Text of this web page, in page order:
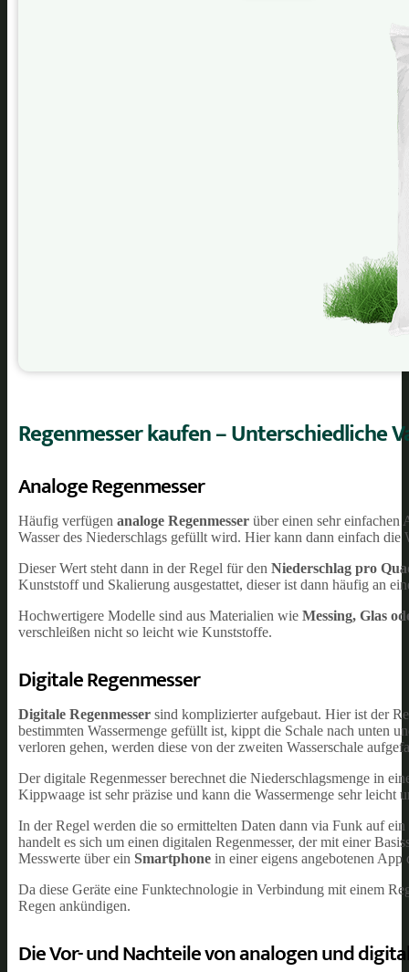
Regenmesser kaufen – Unterschiedliche
Analoge Regenmesser
Häufig verfügen analoge Regenmesser über einen sehr einfachen
Wasser des Niederschlags gefüllt wird. Hier kann dann einfach die
Dieser Wert steht dann in der Regel für den Niederschlag pro
Kunststoff und Skalierung ausgestattet, dieser ist dann häufig an
Hochwertigere Modelle sind aus Materialien wie Messing, Glas
verschleißen nicht so leicht wie Kunststoffe.
Digitale Regenmesser
Digitale Regenmesser sind komplizierter aufgebaut. Hier ist der
bestimmten Wassermenge gefüllt ist, kippt die Schale nach unten
verloren gehen, werden diese von der zweiten Wasserschale
Der digitale Regenmesser berechnet die Niederschlagsmenge in
Kippwaage ist sehr präzise und kann die Wassermenge sehr leicht
In der Regel werden die so ermittelten Daten dann via Funk auf
handelt es sich um einen digitalen Regenmesser, der mit einer
Messwerte über ein Smartphone in einer eigens angebotenen App
Da diese Geräte eine Funktechnologie in Verbindung mit einem
Regen ankündigen.
Die Vor- und Nachteile von analogen und